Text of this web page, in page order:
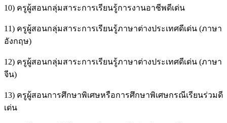
10) ครูผู้สอนกลุ่มสาระการเรียนรู้การงานอาชีพดีเด่น
11) ครูผู้สอนกลุ่มสาระการเรียนรู้ภาษาต่างประเทศดีเด่น (ภาษา
อังกฤษ)
12) ครูผู้สอนกลุ่มสาระการเรียนรู้ภาษาต่างประเทศดีเด่น (ภาษา
จีน)
13) ครูผู้สอนการศึกษาพิเศษหรือการศึกษาพิเศษกรณีเรียนร่วมดี
เด่น